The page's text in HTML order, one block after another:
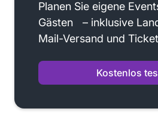
Planen Sie eigene
Gästen – inklusive
Mail-Versand und
Kostenlos